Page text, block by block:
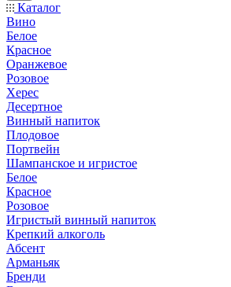
Каталог
Вино
Белое
Красное
Оранжевое
Розовое
Херес
Десертное
Винный напиток
Плодовое
Портвейн
Шампанское и игристое
Белое
Красное
Розовое
Игристый винный напиток
Крепкий алкоголь
Абсент
Арманьяк
Бренди